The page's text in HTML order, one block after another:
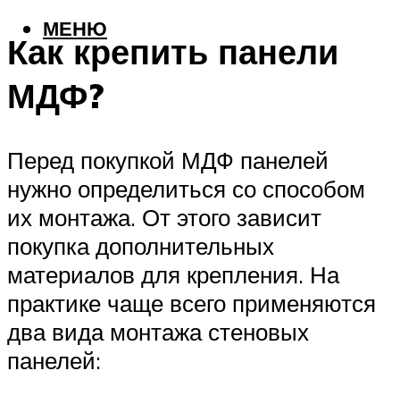
МЕНЮ
Как крепить панели
МДФ?
Перед покупкой МДФ панелей
нужно определиться со способом
их монтажа. От этого зависит
покупка дополнительных
материалов для крепления. На
практике чаще всего применяются
два вида монтажа стеновых
панелей: